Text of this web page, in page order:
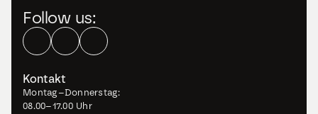
Follow us:
Kontakt
Montag–Donnerstag:
08.00–17.00 Uhr